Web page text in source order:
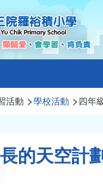
活動 學校活動 四年
的天空計